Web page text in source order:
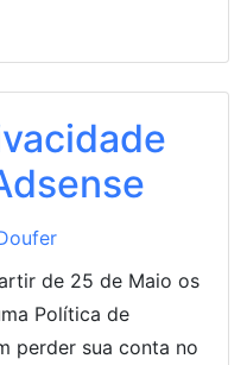
de 25 de Maio os
Política de
perder sua conta no